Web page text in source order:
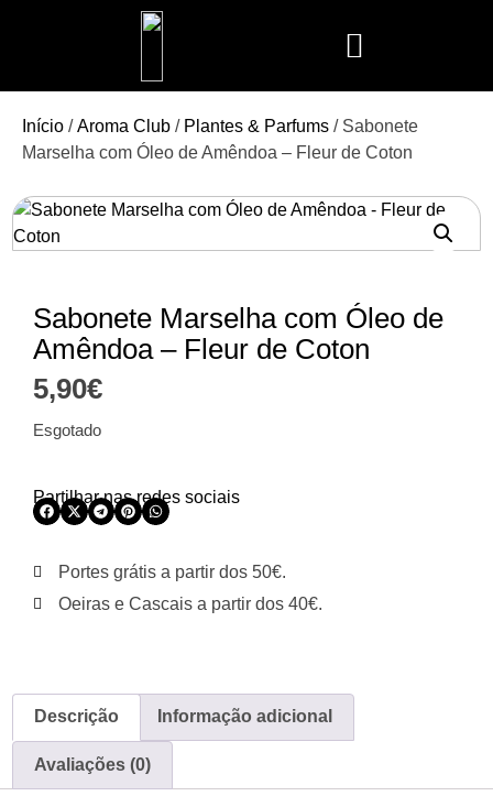
Início /Aroma Club / Plantes & Parfums / Sabonete
Marselha com Óleo de Amêndoa – Fleur de Coton
Sabonete Marselha com Óleo de
Amêndoa – Fleur de Coton
5,90€
Esgotado
Partilhar nas redes sociais
Portes grátis a partir dos 50€.
Oeiras e Cascais a partir dos 40€.
Descrição Informação adicional
Avaliações (0)